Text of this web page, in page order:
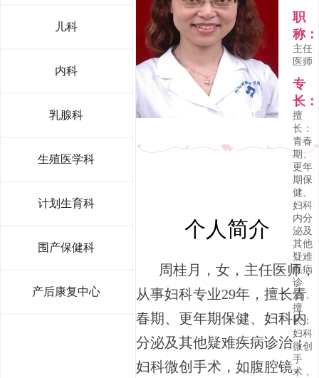
儿科
内科
乳腺科
生殖医学科
计划生育科
围产保健科
产后康复中心
职
称：
主任
医师
专
长：
擅
长：
青春
期、
更年
期保
健、
妇科
内分
泌及
其他
疑难
疾病
诊
治，
擅
长：
妇科
微创
手
术，
个人简介
周桂月，女， 主任医师，
从事妇科专业29年，擅长青
春期、更年期保健、妇科内
分泌及其他疑难疾病诊治；
妇科微创手术，如腹腔镜、